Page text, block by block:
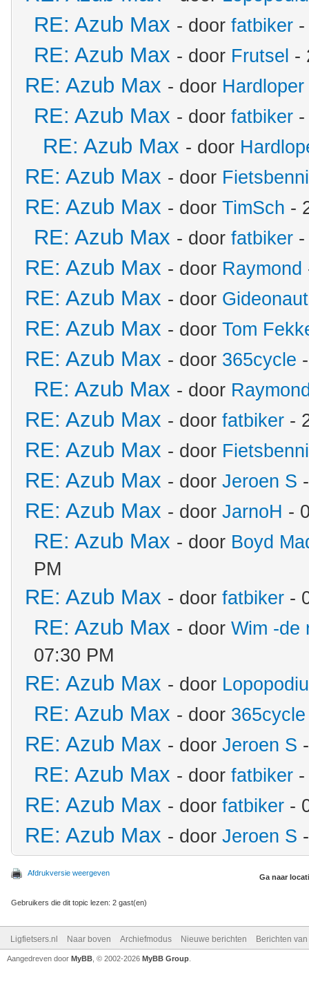
RE: Azub Max - door fatbiker
RE: Azub Max - door Frutsel -
RE: Azub Max - door Hardloper
RE: Azub Max - door fatbiker
RE: Azub Max - door
RE: Azub Max - door
RE: Azub Max - door TimSch -
RE: Azub Max - door fatbiker
RE: Azub Max - door Raymond
RE: Azub Max - door Gideonaut
RE: Azub Max - door Tom
RE: Azub Max - door 365cycle
RE: Azub Max - door
RE: Azub Max - door fatbiker -
RE: Azub Max - door
RE: Azub Max - door Jeroen S
RE: Azub Max - door JarnoH -
RE: Azub Max - door Boyd
PM
RE: Azub Max - door fatbiker -
RE: Azub Max - door Wim -de
07:30 PM
RE: Azub Max - door
RE: Azub Max - door 365cycle
RE: Azub Max - door Jeroen S
RE: Azub Max - door fatbiker
RE: Azub Max - door fatbiker -
RE: Azub Max - door Jeroen S
Afdrukversie weergeven Ga naar
Gebruikers die dit topic lezen: 2 gast(en)
Ligfietsers.nl Naar boven Archiefmodus Nieuwe berichten Berichten
Aangedreven door MyBB , © 2002-2026 MyBB Group